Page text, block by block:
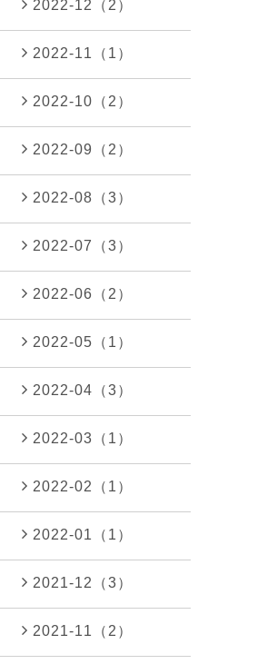
2022-12（2）
2022-11（1）
2022-10（2）
2022-09（2）
2022-08（3）
2022-07（3）
2022-06（2）
2022-05（1）
2022-04（3）
2022-03（1）
2022-02（1）
2022-01（1）
2021-12（3）
2021-11（2）